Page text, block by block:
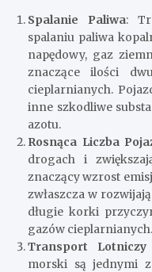
Spalanie Paliwa:
spalaniu paliwa
napędowy, gaz
znaczące ilości
cieplarnianych.
inne szkodliwe
azotu.
Rosnąca Liczba
drogach i
znaczący wzrost
zwłaszcza w
długie korki
gazów cieplarnianych.
Transport
morski są jednymi